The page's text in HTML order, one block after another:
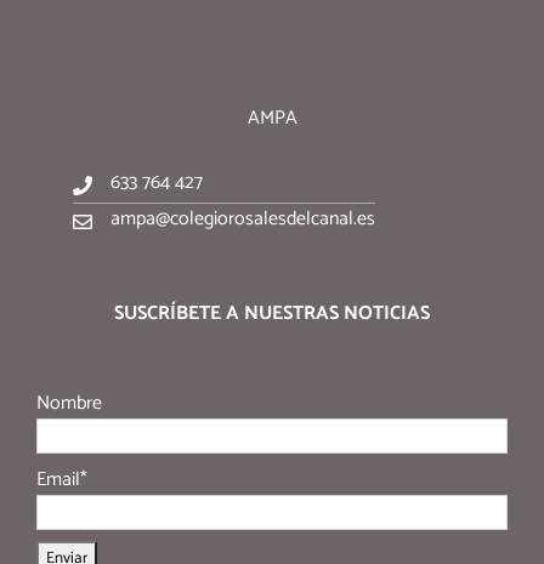
AMPA
633 764 427
ampa@colegiorosalesdelcanal.es
SUSCRÍBETE A NUESTRAS NOTICIAS
Nombre
Email*